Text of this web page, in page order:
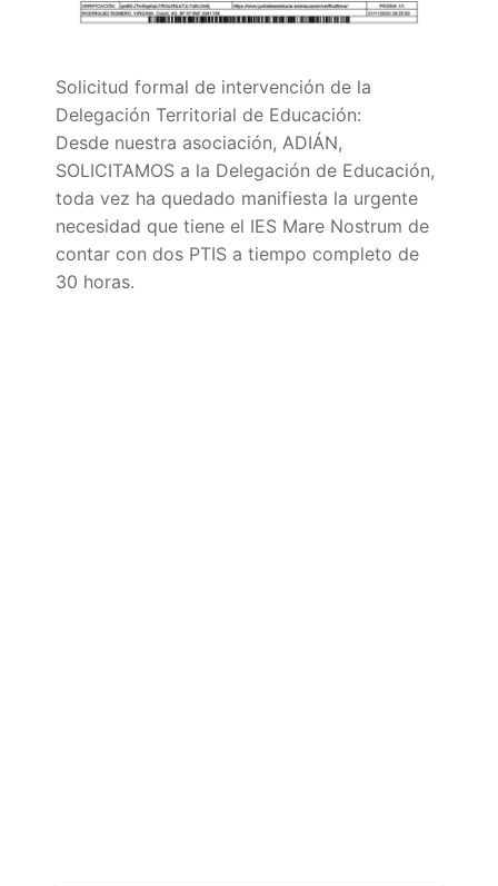
Solicitud formal de intervención de la
Delegación Territorial de Educación:
Desde nuestra asociación, ADIÁN,
SOLICITAMOS a la Delegación de Educación,
toda vez ha quedado manifiesta la urgente
necesidad que tiene el IES Mare Nostrum de
contar con dos PTIS a tiempo completo de
30 horas.